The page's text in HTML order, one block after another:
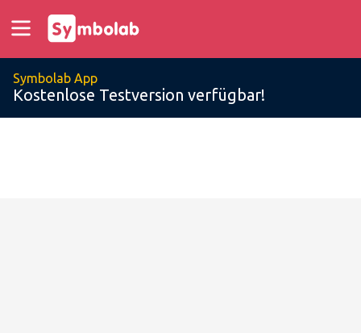
Symbolab App
Kostenlose Testversion verfügbar!